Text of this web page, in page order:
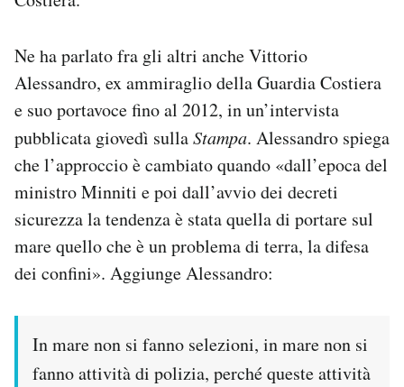
Ne ha parlato fra gli altri anche Vittorio
Alessandro, ex ammiraglio della Guardia Costiera
e suo portavoce fino al 2012, in un’intervista
pubblicata giovedì sullaStampa. Alessandro spiega
che l’approccio è cambiato quando «dall’epoca del
ministro Minniti e poi dall’avvio dei decreti
sicurezza la tendenza è stata quella di portare sul
mare quello che è un problema di terra, la difesa
dei confini». Aggiunge Alessandro:
In mare non si fanno selezioni, in mare non si
fanno attività di polizia, perché queste attività